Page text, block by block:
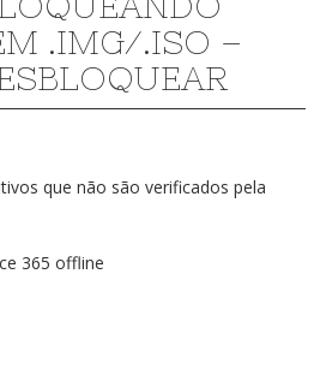
.IMG/.ISO –
que não são verificados pela
365 offline